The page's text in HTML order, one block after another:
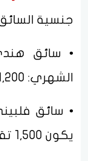
جنسية
الشهري: 1,200 – 1,500 ريال.
يكون 1,500 تقريبًا.